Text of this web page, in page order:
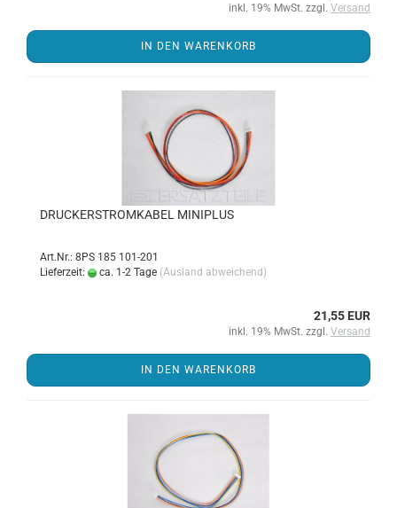
inkl. 19% MwSt. zzgl. Versand
IN DEN WARENKORB
DRU­CKER­STROM­KA­BEL MI­NI­PLUS
Art.Nr.: 8PS 185 101-201
Lieferzeit:
ca. 1-2 Tage (Ausland abweichend)
21,55 EUR
inkl. 19% MwSt. zzgl. Versand
IN DEN WARENKORB